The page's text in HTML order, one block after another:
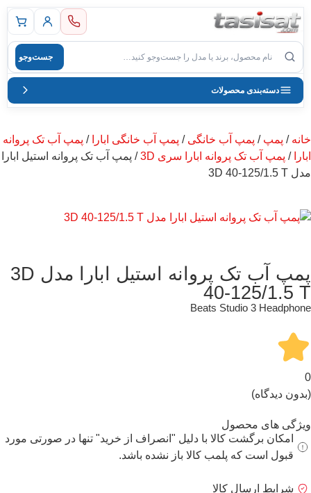
اصلی
جست‌وجو
دسته‌بندی محصولات
خانه / پمپ / پمپ آب خانگی / پمپ آب خانگی ابارا / پمپ آب تک پروانه
ابارا
/ پمپ آب تک پروانه ابارا سری 3D
/ پمپ آب تک پروانه استیل ابارا
مدل 3D 40-125/1.5 T
پمپ آب تک پروانه استیل ابارا مدل 3D
40-125/1.5 T
Beats Studio 3 Headphone
0
(بدون دیدگاه)
ویژگی های محصول
امکان برگشت کالا با دلیل "انصراف از خرید" تنها در صورتی مورد
قبول است که پلمب کالا باز نشده باشد.
شرایط ارسال کالا